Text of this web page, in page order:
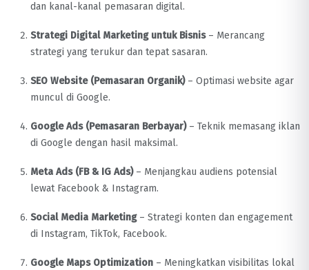
dan kanal-kanal pemasaran digital.
Strategi Digital Marketing untuk Bisnis– Merancang
strategi yang terukur dan tepat sasaran.
SEO Website (Pemasaran Organik)– Optimasi website agar
muncul di Google.
Google Ads (Pemasaran Berbayar)– Teknik memasang iklan
di Google dengan hasil maksimal.
Meta Ads (FB & IG Ads)– Menjangkau audiens potensial
lewat Facebook & Instagram.
Social Media Marketing– Strategi konten dan engagement
di Instagram, TikTok, Facebook.
Google Maps Optimization – Meningkatkan visibilitas lokal